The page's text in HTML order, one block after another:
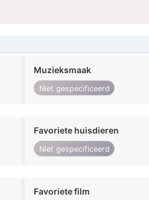
Muzieksmaak
Niet gespecificeerd
Favoriete huisdieren
Niet gespecificeerd
Favoriete film